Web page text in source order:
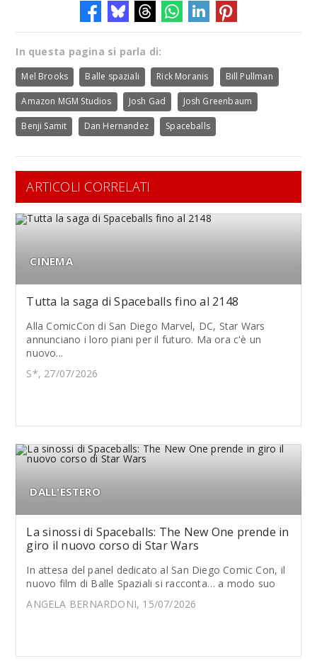
In questa pagina si parla di:
Mel Brooks Balle spaziali Rick Moranis Bill Pullman
Amazon MGM Studios Josh Gad Josh Greenbaum
Benji Samit Dan Hernandez Spaceballs
ARTICOLI CORRELATI
CINEMA
Tutta la saga di Spaceballs fino al 2148
Alla ComicCon di San Diego Marvel, DC, Star Wars
annunciano i loro piani per il futuro. Ma ora c'è un
nuovo...
S*, 27/07/2026
DALL'ESTERO
La sinossi di Spaceballs: The New One prende in
giro il nuovo corso di Star Wars
In attesa del panel dedicato al San Diego Comic Con, il
nuovo film di Balle Spaziali si racconta… a modo suo
ANGELA BERNARDONI, 15/07/2026